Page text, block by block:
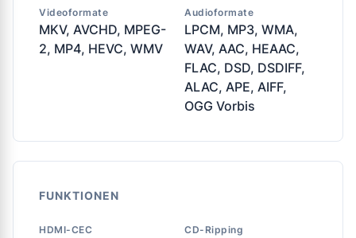
Videoformate
MKV, AVCHD, MPEG-
2, MP4, HEVC, WMV
Audioformate
LPCM, MP3, WMA,
WAV, AAC, HEAAC,
FLAC, DSD, DSDIFF,
ALAC, APE, AIFF,
OGG Vorbis
FUNKTIONEN
HDMI-CEC CD-Ripping